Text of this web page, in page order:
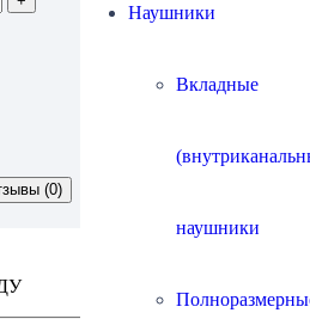
Наушники
Вкладные
наушники
(0)